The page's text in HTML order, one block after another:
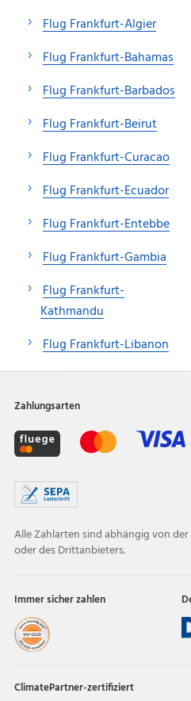
Flug Frankfurt-Algier
Flug Frankfurt-Bahamas
Flug Frankfurt-Barbados
Flug Frankfurt-Beirut
Flug Frankfurt-Curacao
Flug Frankfurt-Ecuador
Flug Frankfurt-Entebbe
Flug Frankfurt-Gambia
Flug Frankfurt-
Kathmandu
Flug Frankfurt-Libanon